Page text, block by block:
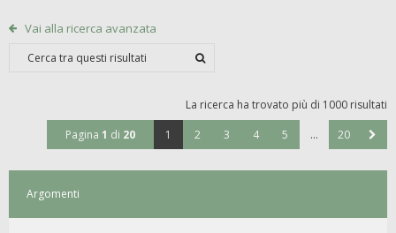
Vai alla ricerca avanzata
La ricerca ha trovato più di 1000 risultati
Pagina 1 di 20 1 2 3 4 5 … 20
Argomenti